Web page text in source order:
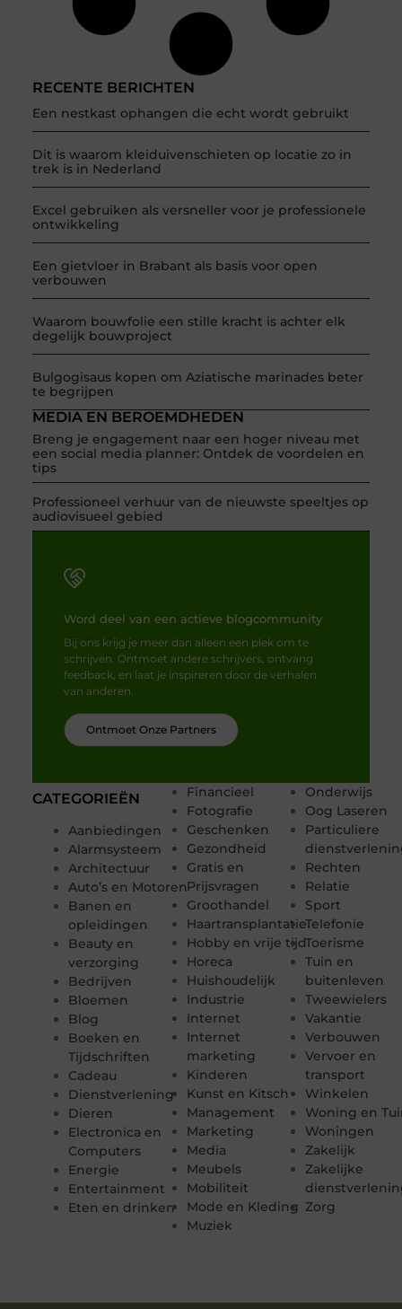
RECENTE BERICHTEN
Een nestkast ophangen die echt wordt gebruikt
Dit is waarom kleiduivenschieten op locatie zo in
trek is in Nederland
Excel gebruiken als versneller voor je professionele
ontwikkeling
Een gietvloer in Brabant als basis voor open
verbouwen
Waarom bouwfolie een stille kracht is achter elk
degelijk bouwproject
Bulgogisaus kopen om Aziatische marinades beter
te begrijpen
CATEGORIEËN
Aanbiedingen
Alarmsysteem
Architectuur
Auto’s en Motoren
Banen en
opleidingen
Beauty en
verzorging
Bedrijven
Bloemen
Blog
Boeken en
Tijdschriften
Cadeau
Dienstverlening
Dieren
Electronica en
Computers
Energie
Entertainment
Eten en drinken
Financieel
Fotografie
Geschenken
Gezondheid
Gratis en
Prijsvragen
Groothandel
Haartransplantatie
Hobby en vrije tijd
Horeca
Huishoudelijk
Industrie
Internet
Internet
marketing
Kinderen
Kunst en Kitsch
Management
Marketing
Media
Meubels
Mobiliteit
Mode en Kleding
Muziek
Onderwijs
Oog Laseren
Particuliere
Rechten
Relatie
Sport
Telefonie
Toerisme
Tuin en
buitenleven
Tweewielers
Vakantie
Verbouwen
Vervoer en
transport
Winkelen
Woning en
Woningen
Zakelijk
Zakelijke
Zorg
MEDIA EN BEROEMDHEDEN
Breng je engagement naar een hoger niveau met
een social media planner: Ontdek de voordelen en
tips
Professioneel verhuur van de nieuwste speeltjes op
audiovisueel gebied
Word deel van een actieve blogcommunity
Bij ons krijg je meer dan alleen een plek om te
schrijven. Ontmoet andere schrijvers, ontvang
feedback, en laat je inspireren door de verhalen
van anderen.
Ontmoet Onze Partners